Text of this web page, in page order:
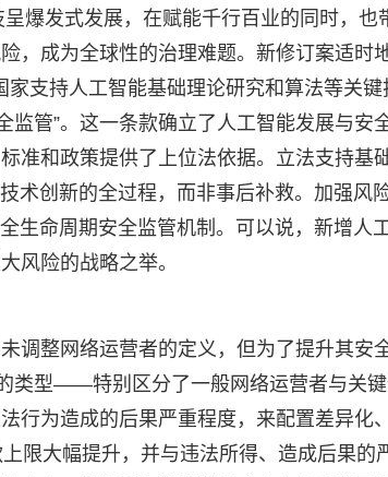
爆发式发展，在赋能千行百业的同时，也
，成为全球性的治理难题。新修订案适时
支持人工智能基础理论研究和算法等关键
监管”。这一条款确立了人工智能发展与安
准和政策提供了上位法依据。立法支持基
术创新的全过程，而非事后补救。加强风
生命周期安全监管机制。可以说，新增人
风险的战略之举。
调整网络运营者的定义，但为了提升其安
类型——特别区分了一般网络运营者与关
行为造成的后果严重程度，来配置差异化
限大幅提升，并与违法所得、造成后果的